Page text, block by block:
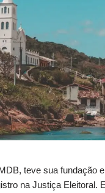
teve sua fundação
na Justiça Eleitoral.